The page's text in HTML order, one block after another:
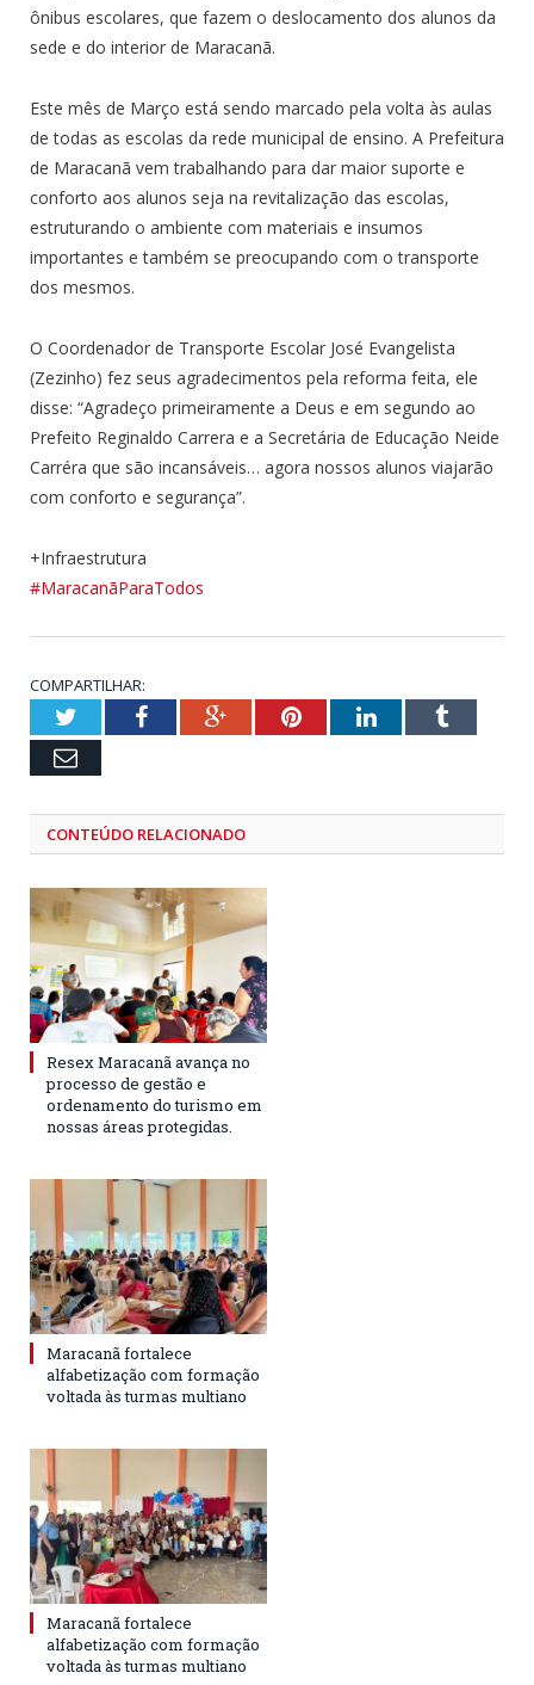
ônibus escolares, que fazem o deslocamento dos alunos da
sede e do interior de Maracanã.
Este mês de Março está sendo marcado pela volta às aulas
de todas as escolas da rede municipal de ensino. A Prefeitura
de Maracanã vem trabalhando para dar maior suporte e
conforto aos alunos seja na revitalização das escolas,
estruturando o ambiente com materiais e insumos
importantes e também se preocupando com o transporte
dos mesmos.
O Coordenador de Transporte Escolar José Evangelista
(Zezinho) fez seus agradecimentos pela reforma feita, ele
disse: “Agradeço primeiramente a Deus e em segundo ao
Prefeito Reginaldo Carrera e a Secretária de Educação Neide
Carréra que são incansáveis… agora nossos alunos viajarão
com conforto e segurança”.
+Infraestrutura
#MaracanãParaTodos
COMPARTILHAR:
TwitterFacebookGoogle+PinterestLinkedInTumblr
Email
CONTEÚDO RELACIONADO
Resex Maracanã avança no
processo de gestão e
ordenamento do turismo em
nossas áreas protegidas.
Maracanã fortalece
alfabetização com formação
voltada às turmas multiano
Maracanã fortalece
alfabetização com formação
voltada às turmas multiano